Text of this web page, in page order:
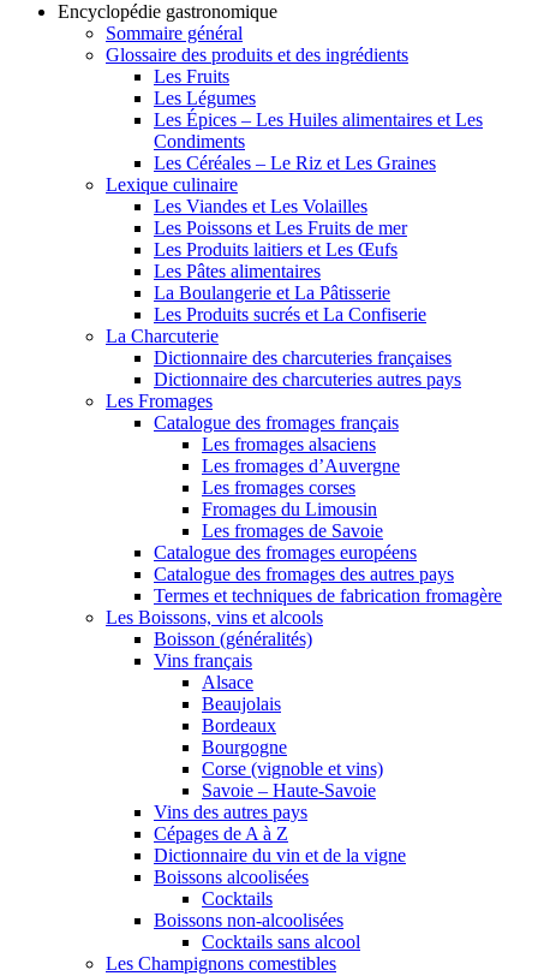
Encyclopédie gastronomique
Sommaire général
Glossaire des produits et des ingrédients
Les Fruits
Les Légumes
Les Épices – Les Huiles alimentaires et Les
Condiments
Les Céréales – Le Riz et Les Graines
Lexique culinaire
Les Viandes et Les Volailles
Les Poissons et Les Fruits de mer
Les Produits laitiers et Les Œufs
Les Pâtes alimentaires
La Boulangerie et La Pâtisserie
Les Produits sucrés et La Confiserie
La Charcuterie
Dictionnaire des charcuteries françaises
Dictionnaire des charcuteries autres pays
Les Fromages
Catalogue des fromages français
Les fromages alsaciens
Les fromages d’Auvergne
Les fromages corses
Fromages du Limousin
Les fromages de Savoie
Catalogue des fromages européens
Catalogue des fromages des autres pays
Termes et techniques de fabrication fromagère
Les Boissons, vins et alcools
Boisson (généralités)
Vins français
Alsace
Beaujolais
Bordeaux
Bourgogne
Corse (vignoble et vins)
Savoie – Haute-Savoie
Vins des autres pays
Cépages de A à Z
Dictionnaire du vin et de la vigne
Boissons alcoolisées
Cocktails
Boissons non-alcoolisées
Cocktails sans alcool
Les Champignons comestibles